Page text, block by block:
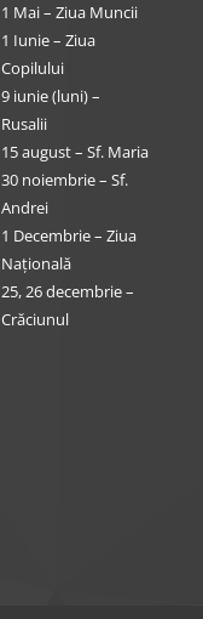
1 Mai – Ziua Muncii
1 Iunie – Ziua
Copilului
9 iunie (luni) –
Rusalii
15 august – Sf. Maria
30 noiembrie – Sf.
Andrei
1 Decembrie – Ziua
Națională
25, 26 decembrie –
Crăciunul